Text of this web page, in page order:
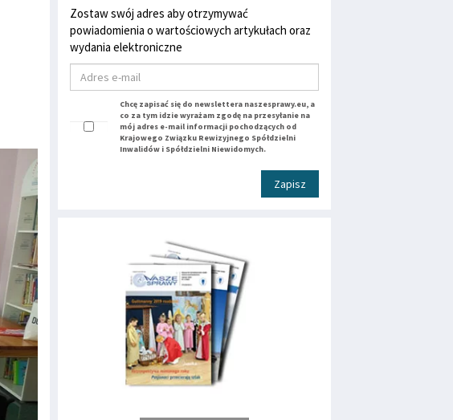
Zostaw swój adres aby otrzymywać
powiadomienia o wartościowych artykułach oraz
wydania elektroniczne
Chcę zapisać się do newslettera naszesprawy.eu, a
co za tym idzie wyrażam zgodę na przesyłanie na
mój adres e-mail informacji pochodzących od
Krajowego Związku Rewizyjnego Spółdzielni
Inwalidów i Spółdzielni Niewidomych.
Zapisz